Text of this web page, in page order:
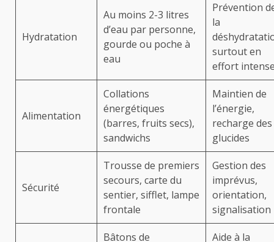
Hydratation
Au moins 2-3 litres
d’eau par personne,
gourde ou poche à
eau
Prévention
la
surtout en
effort
Alimentation
Collations
énergétiques
(barres, fruits secs),
sandwichs
Maintien de
l’énergie,
recharge des
glucides
Sécurité
Trousse de premiers
secours, carte du
sentier, sifflet, lampe
frontale
Gestion des
imprévus,
orientation,
signalisation
Bâtons de Aide à la